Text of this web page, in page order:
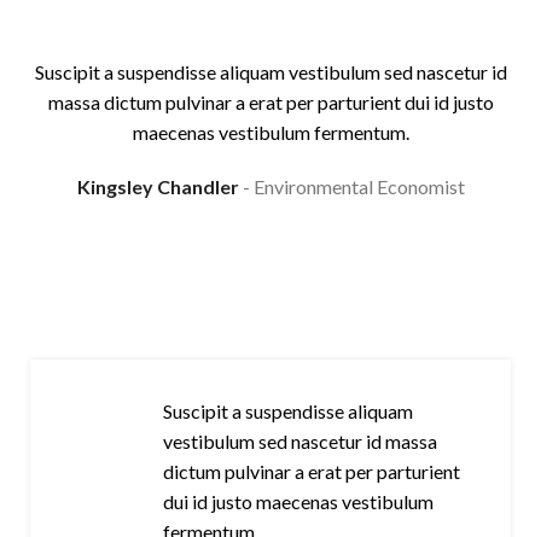
Suscipit a suspendisse aliquam vestibulum sed nascetur id
massa dictum pulvinar a erat per parturient dui id justo
maecenas vestibulum fermentum.
Kingsley Chandler Environmental Economist
Suscipit a suspendisse aliquam
vestibulum sed nascetur id massa
dictum pulvinar a erat per parturient
dui id justo maecenas vestibulum
fermentum.